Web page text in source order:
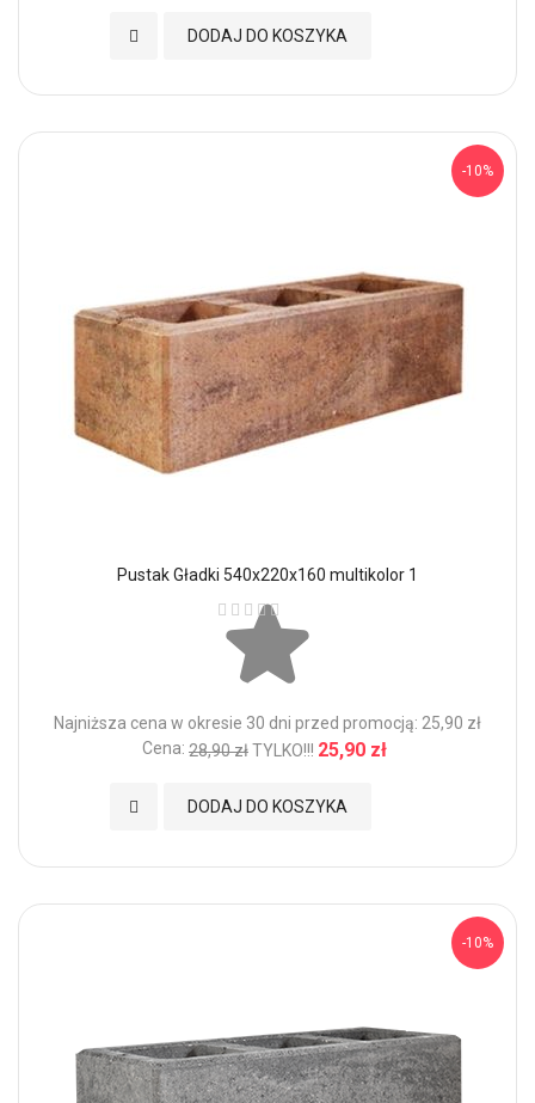
DODAJ DO KOSZYKA
Dodaj do Ulubionych
-10%
Pustak Gładki 540x220x160 multikolor 1
Ocena:
Najniższa cena w okresie 30 dni przed promocją: 25,90 zł
Cena: 28,90 złTYLKO!!! 25,90 zł
DODAJ DO KOSZYKA
Dodaj do Ulubionych
-10%